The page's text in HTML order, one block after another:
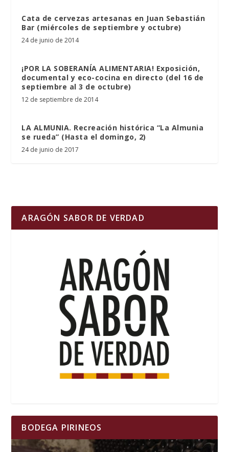
Cata de cervezas artesanas en Juan Sebastián
Bar (miércoles de septiembre y octubre)
24 de junio de 2014
¡POR LA SOBERANÍA ALIMENTARIA! Exposición,
documental y eco-cocina en directo (del 16 de
septiembre al 3 de octubre)
12 de septiembre de 2014
LA ALMUNIA. Recreación histórica “La Almunia
se rueda” (Hasta el domingo, 2)
24 de junio de 2017
ARAGÓN SABOR DE VERDAD
BODEGA PIRINEOS